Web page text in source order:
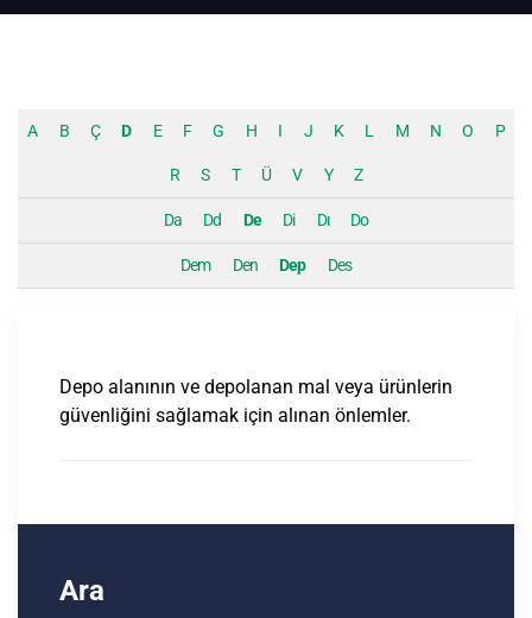
A B Ç D E F G H I J K L M N O P
R S T Ü V Y Z
Da Dd De Di Dı Do
Dem Den Dep Des
Depo alanının ve depolanan mal veya ürünlerin
güvenliğini sağlamak için alınan önlemler.
Ara